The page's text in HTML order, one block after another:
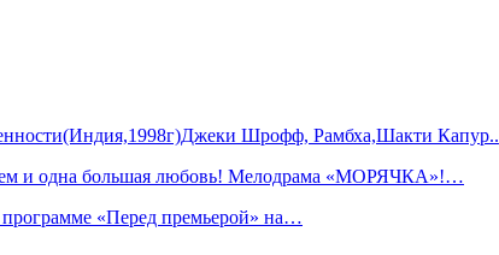
Шрофф, Рамбха,Шакти Капур..
и одна большая любовь! Мелодрама «МОРЯЧКА»!…
«Перед премьерой» на…